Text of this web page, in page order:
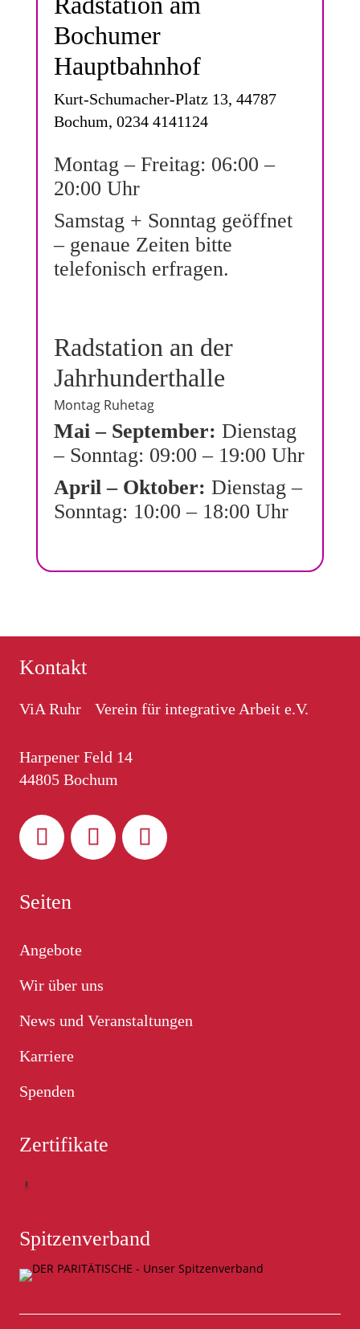
Bochumer
Hauptbahnhof
Kurt-Schumacher-Platz 13, 44787
Bochum, 0234 4141124
Montag – Freitag: 06:00 –
20:00 Uhr
Samstag + Sonntag geöffnet
– genaue Zeiten bitte
telefonisch erfragen.
Radstation an der
Jahrhunderthalle
Montag Ruhetag
Mai – September: Dienstag
– Sonntag: 09:00 – 19:00 Uhr
April – Oktober: Dienstag –
Sonntag: 10:00 – 18:00 Uhr
Kontakt
ViA Ruhr Verein für integrative Arbeit e.V.
Harpener Feld 14
44805 Bochum
Seiten
Angebote
Wir über uns
News und Veranstaltungen
Karriere
Spenden
Zertifikate
Spitzenverband